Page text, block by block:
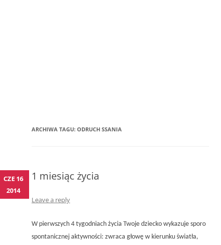
ARCHIWA TAGU: ODRUCH SSANIA
1 miesiąc życia
Leave a reply
W pierwszych 4 tygodniach życia Twoje dziecko wykazuje sporo
spontanicznej aktywności: zwraca głowę w kierunku światła,
CZE 16
2014